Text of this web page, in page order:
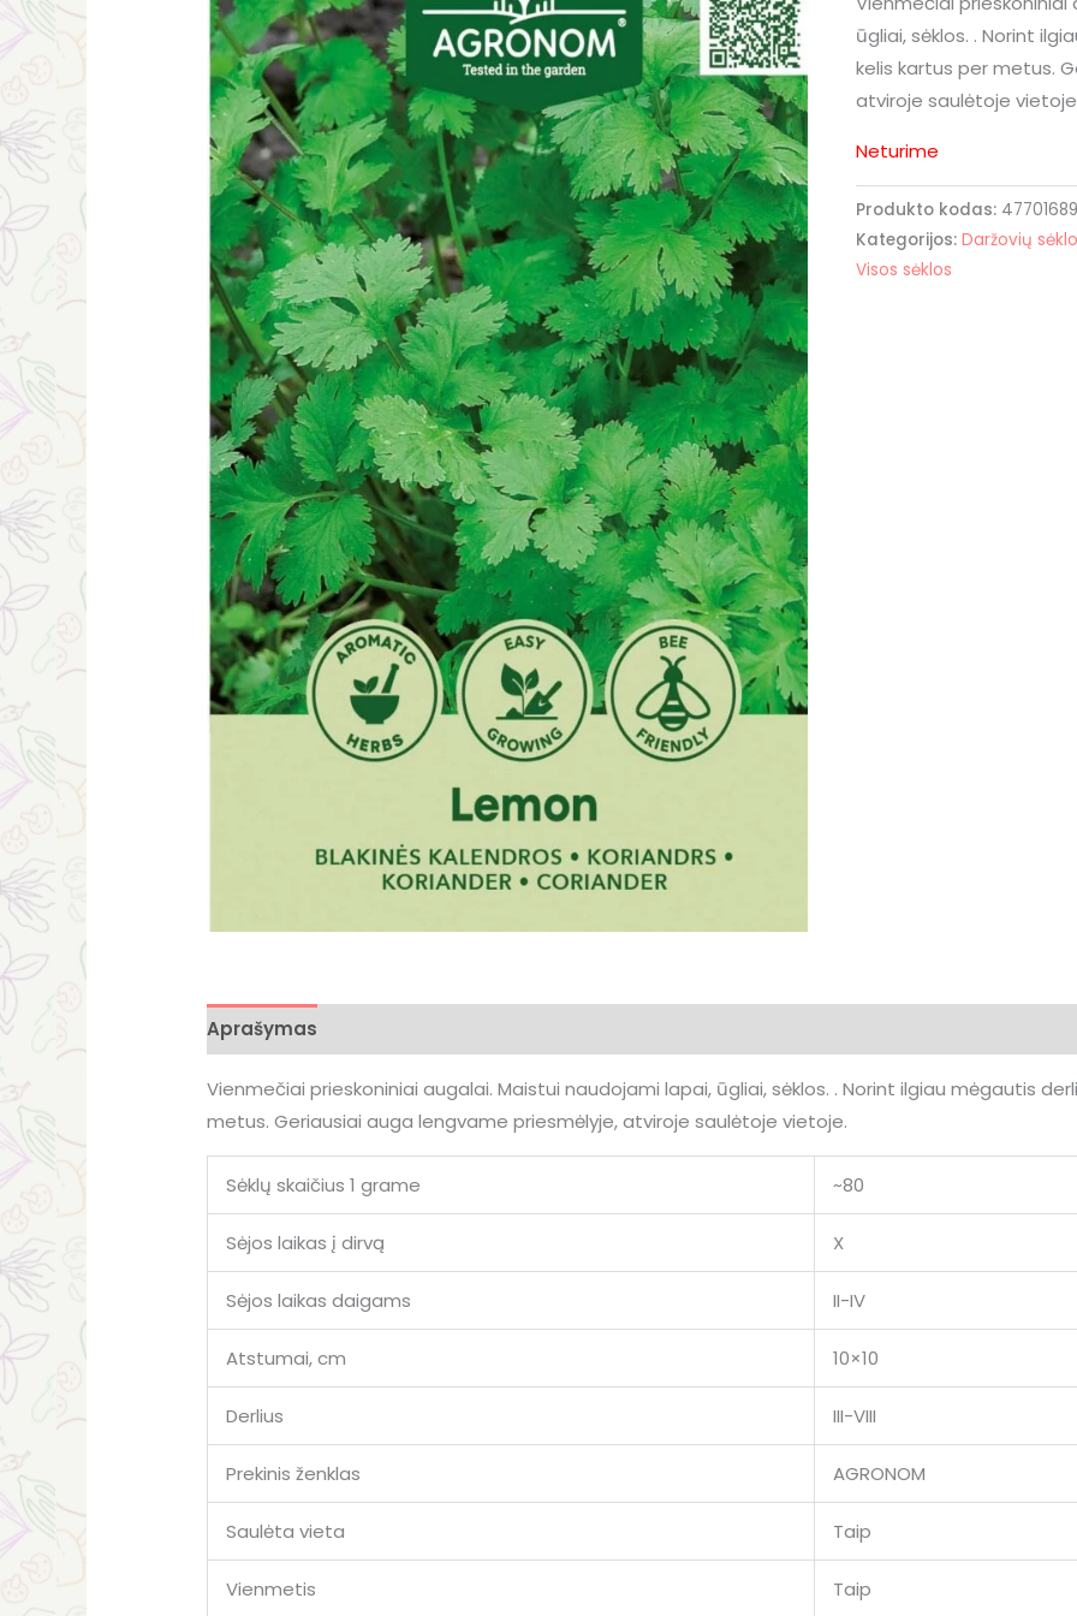
ūgliai, sėklos. . Norint
kelis kartus per metus.
atviroje saulėtoje
Neturime
Produkto kodas:
Kategorijos: Daržovių
Visos sėklos
Aprašymas
Vienmečiai prieskoniniai augalai. Maistui naudojami lapai, ūgliai, sėklos. . Norint ilgiau mėgautis
metus. Geriausiai auga lengvame priesmėlyje, atviroje saulėtoje vietoje.
Sėklų skaičius 1 grame ~80
Sėjos laikas į dirvą X
Sėjos laikas daigams II-IV
Atstumai, cm 10×10
Derlius III-VIII
Prekinis ženklas AGRONOM
Saulėta vieta Taip
Vienmetis Taip